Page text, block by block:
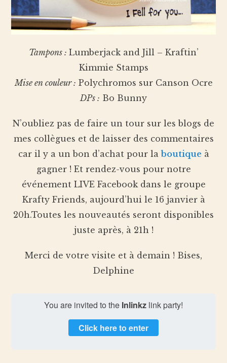
Tampons : Lumberjack and Jill – Kraftin’
Kimmie Stamps
Mise en couleur : Polychromos sur Canson Ocre
DPs : Bo Bunny
N’oubliez pas de faire un tour sur les blogs de
mes collègues et de laisser des commentaires
car il y a un bon d’achat pour laboutique à
gagner ! Et rendez-vous pour notre
événement LIVE Facebook dans le groupe
Krafty Friends, aujourd’hui le 16 janvier à
20h.Toutes les nouveautés seront disponibles
juste après, à 21h !
Merci de votre visite et à demain ! Bises,
Delphine
You are invited to the Inlinkz link party!
Click here to enter